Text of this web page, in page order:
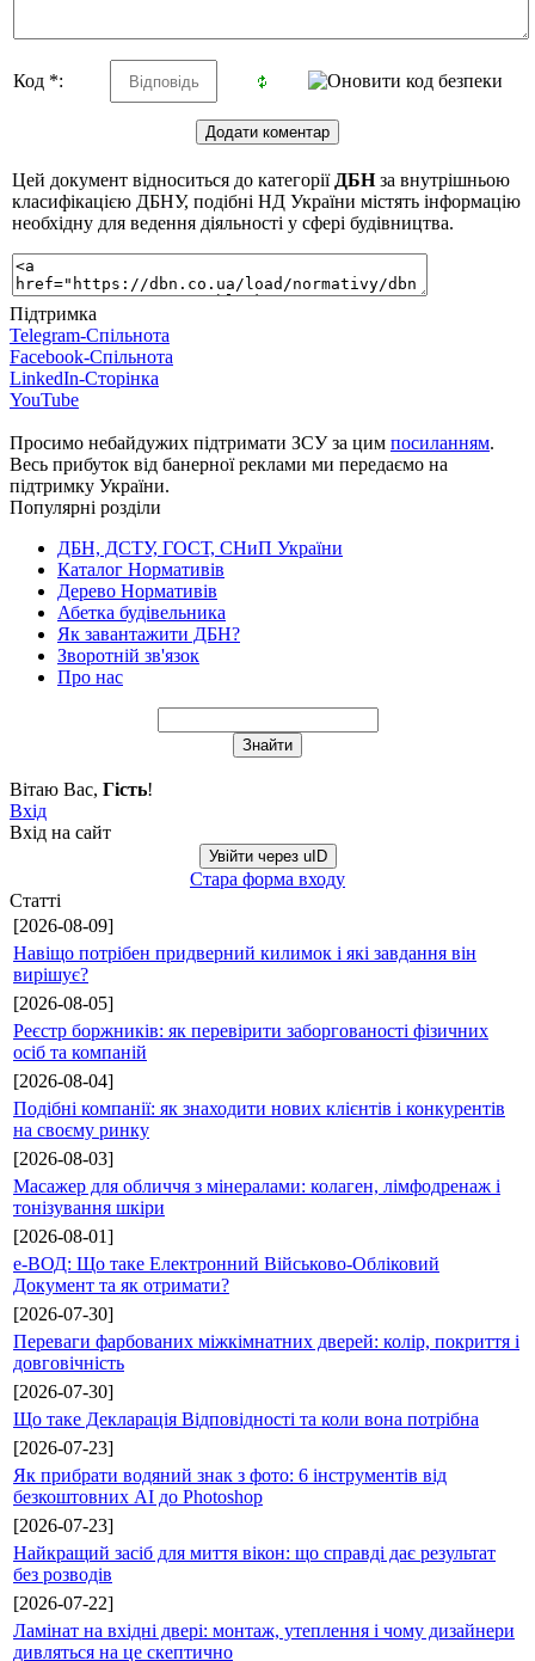
Код *:
Цей документ відноситься до категорії ДБНза внутрішньою
класифікацією ДБНУ, подібні НД України містять інформацію
необхідну для ведення діяльності у сфері будівництва.
Підтримка
Telegram-Спільнота
Facebook-Спільнота
LinkedIn-Сторінка
YouTube
Просимо небайдужих підтримати ЗСУ за цим посиланням.
Весь прибуток від банерної реклами ми передаємо на
підтримку України.
Популярні розділи
ДБН, ДСТУ, ГОСТ, СНиП України
Каталог Нормативів
Дерево Нормативів
Абетка будівельника
Як завантажити ДБН?
Зворотній зв'язок
Про нас
Вітаю Вас, Гість!
Вхід
Вхід на сайт
Увійти через uID
Стара форма входу
Статті
[2026-08-09]
Навіщо потрібен придверний килимок і які завдання він
вирішує?
[2026-08-05]
Реєстр боржників: як перевірити заборгованості фізичних
осіб та компаній
[2026-08-04]
Подібні компанії: як знаходити нових клієнтів і конкурентів
на своєму ринку
[2026-08-03]
Масажер для обличчя з мінералами: колаген, лімфодренаж і
тонізування шкіри
[2026-08-01]
е-ВОД: Що таке Електронний Військово-Обліковий
Документ та як отримати?
[2026-07-30]
Переваги фарбованих міжкімнатних дверей: колір, покриття і
довговічність
[2026-07-30]
Що таке Декларація Відповідності та коли вона потрібна
[2026-07-23]
Як прибрати водяний знак з фото: 6 інструментів від
безкоштовних AI до Photoshop
[2026-07-23]
Найкращий засіб для миття вікон: що справді дає результат
без розводів
[2026-07-22]
Ламінат на вхідні двері: монтаж, утеплення і чому дизайнери
дивляться на це скептично